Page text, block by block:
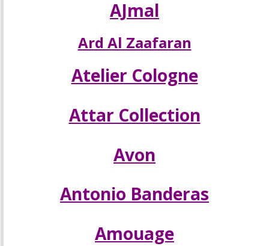
AJmal
Ard Al Zaafaran
Atelier Cologne
Attar Collection
Аvon
Antonio Banderas
Amouage